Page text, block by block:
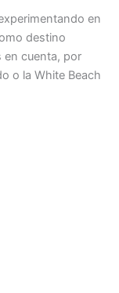
en
destino
en cuenta, por
o la White Beach